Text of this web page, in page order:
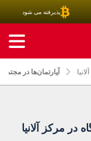
آلانیا آپارتمان‌ها در
در مرکز آلانیا
پذیرفته می شود